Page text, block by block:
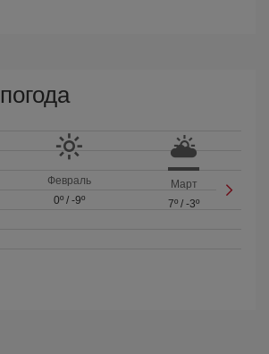
Февраль
0º/ -9º
Март
7º /-3º